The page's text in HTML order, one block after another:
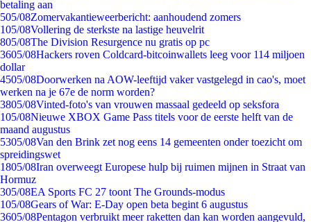
betaling aan
505/08Zomervakantieweerbericht: aanhoudend zomers
105/08Vollering de sterkste na lastige heuvelrit
805/08The Division Resurgence nu gratis op pc
3605/08Hackers roven Coldcard-bitcoinwallets leeg voor 114 miljoen
dollar
4505/08Doorwerken na AOW-leeftijd vaker vastgelegd in cao's, moet
werken na je 67e de norm worden?
3805/08Vinted-foto's van vrouwen massaal gedeeld op seksfora
105/08Nieuwe XBOX Game Pass titels voor de eerste helft van de
maand augustus
5305/08Van den Brink zet nog eens 14 gemeenten onder toezicht om
spreidingswet
1805/08Iran overweegt Europese hulp bij ruimen mijnen in Straat van
Hormuz
305/08EA Sports FC 27 toont The Grounds-modus
105/08Gears of War: E-Day open beta begint 6 augustus
3605/08Pentagon verbruikt meer raketten dan kan worden aangevuld,